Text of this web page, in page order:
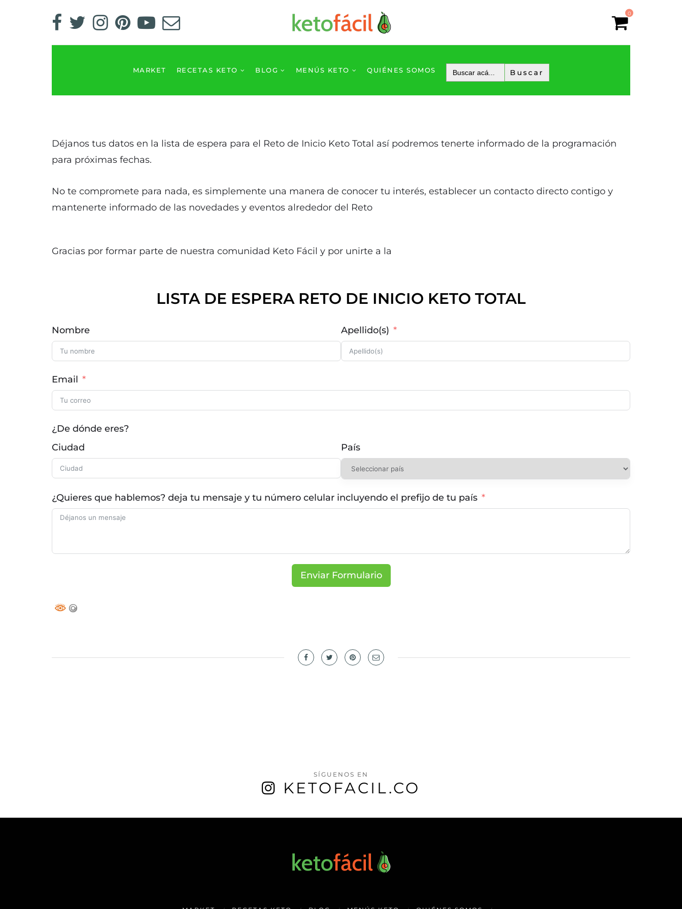
0
MARKET RECETAS KETO BLOG MENÚS KETO QUIÉNES SOMOS
Déjanos tus datos en la lista de espera para el Reto de Inicio Keto Total así podremos tenerte informado de la programación
para próximas fechas.
No te compromete para nada, es simplemente una manera de conocer tu interés, establecer un contacto directo contigo y
mantenerte informado de las novedades y eventos alrededor del Reto
Gracias por formar parte de nuestra comunidad Keto Fácil y por unirte a la
LISTA DE ESPERA RETO DE INICIO KETO TOTAL
Nombre Apellido(s)
Email
¿De dónde eres?
Ciudad
País
¿Quieres que hablemos? deja tu mensaje y tu número celular incluyendo el prefijo de tu país
Enviar Formulario
SÍGUENOS EN
KETOFACIL.CO